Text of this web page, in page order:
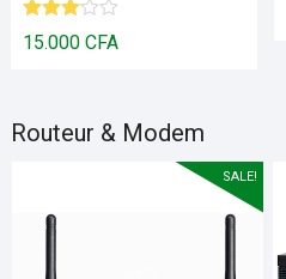
Note
3.00
15.000 CFA
Routeur & Modem
SALE!